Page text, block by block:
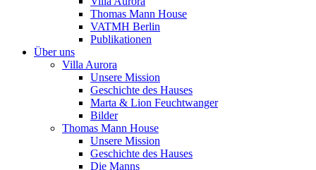
Thomas Mann House
VATMH Berlin
Publikationen
Über uns
Villa Aurora
Unsere Mission
Geschichte des Hauses
Marta & Lion Feuchtwanger
Bilder
Thomas Mann House
Unsere Mission
Geschichte des Hauses
Die Manns